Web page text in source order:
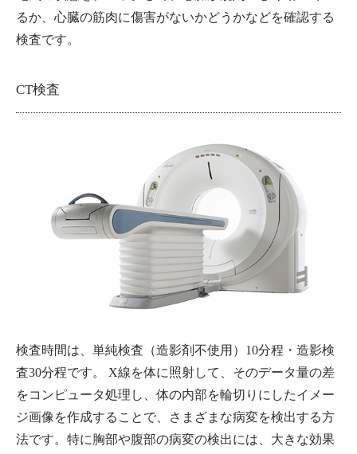
るか、心臓の筋肉に傷害がないかどうかなどを確認する
検査です。
CT検査
検査時間は、単純検査（造影剤不使用）10分程・造影検
査30分程です。 X線を体に照射して、そのデータ量の差
をコンピュータ処理し、体の内部を輪切りにしたイメー
ジ画像を作成することで、さまざまな病変を検出する方
法です。特に胸部や腹部の病変の検出には、大きな効果